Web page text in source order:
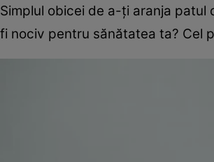
Simplul obicei de a-ți aranja
fi nociv pentru sănătatea ta? Cel